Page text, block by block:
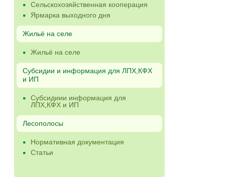
Сельскохозяйственная кооперация
Ярмарка выходного дня
Жильё на селе
Жильё на селе
Субсидии и информация для ЛПХ,КФХ
и ИП
Субсидиии информация для
ЛПХ,КФХ и ИП
Лесополосы
Нормативная документация
Статьи